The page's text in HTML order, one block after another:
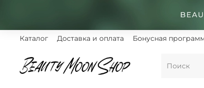
Каталог Доставка и оплата Бонусная